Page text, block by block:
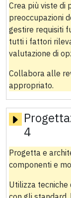
Crea più viste di
preoccupazioni
gestire requisiti
tutti i fattori
valutazione di
Collabora alle
appropriato.
4
Progetta e
componenti e
Utilizza